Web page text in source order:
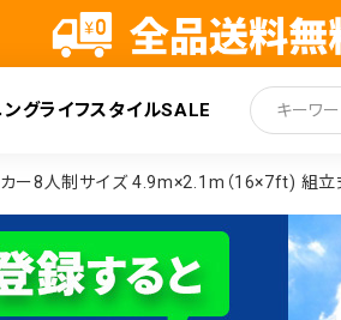
ングライフスタイルSALE
カー8人制サイズ 4.9m×2.1m（16×7ft) 組